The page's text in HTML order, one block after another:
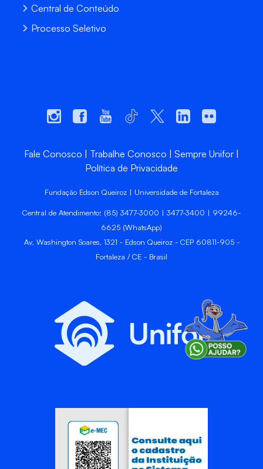
Central de Conteúdo
Processo Seletivo
Fale Conosco Trabalhe Conosco
Sempre Unifor
Política de Privacidade
Fundação Edson Queiroz | Universidade de Fortaleza
Central de Atendimento: (85) 3477-3000 | 3477-3400 | 99246-
6625 (WhatsApp)
Av. Washington Soares, 1321 - Edson Queiroz - CEP 60811-905 -
Fortaleza / CE - Brasil